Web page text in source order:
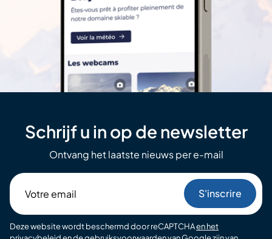
Schrijf u in op de newsletter
Ontvang het laatste nieuws per e-mail
email
Deze website wordt beschermd door reCAPTCHAen het